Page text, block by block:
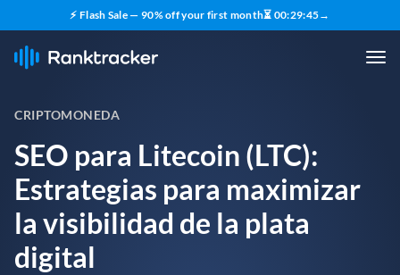
⚡ Flash Sale — 90% off your first month⏳ 00:29:44→
CRIPTOMONEDA
SEO para Litecoin (LTC):
Estrategias para maximizar
la visibilidad de la plata
digital